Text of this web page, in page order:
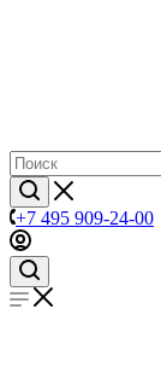
+7 495 909-24-00